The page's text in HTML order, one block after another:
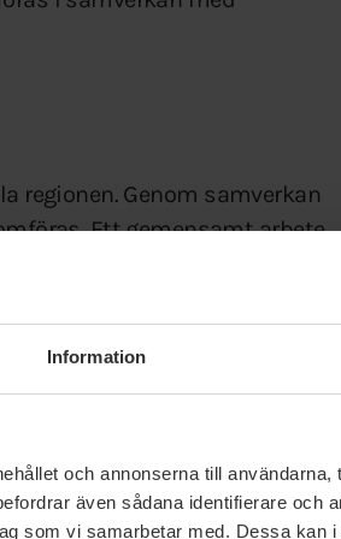
Information
och annonserna till användarna,
även sådana identifierare och
som vi samarbetar med. Dessa kan
regionen. Genom samverkan
Ett gemensamt arbete
i både stad och
Det ger också
trängseln i trafiken.